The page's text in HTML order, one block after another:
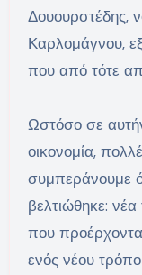
Δουουρστέδης,
Καρλομάγνου,
που από τότε
Ωστόσο σε
οικονομία,
συμπεράνουμε
βελτιώθηκε:
που
ενός νέου